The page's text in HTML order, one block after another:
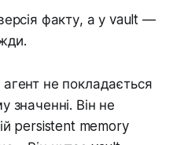
факту, а у vault —
не покладається
значенні. Він не
persistent memory